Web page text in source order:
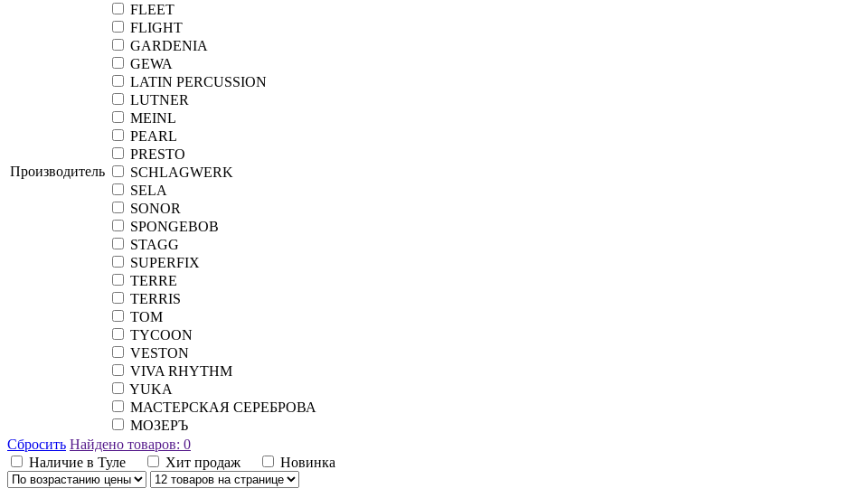
Производитель
FLEET
FLIGHT
GARDENIA
GEWA
LATIN PERCUSSION
LUTNER
MEINL
PEARL
PRESTO
SCHLAGWERK
SELA
SONOR
SPONGEBOB
STAGG
SUPERFIX
TERRE
TERRIS
TOM
TYCOON
VESTON
VIVA RHYTHM
YUKA
МАСТЕРСКАЯ СЕРЕБРОВА
МОЗЕРЪ
Сбросить Найдено товаров: 0
Наличие в Туле
Хит продаж Новинка